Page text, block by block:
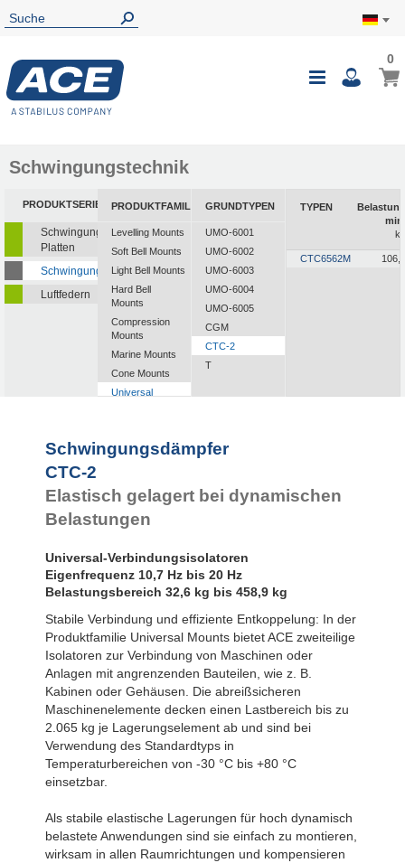
00
Schwingungstechnik
PRODUKTSERIEN
Schwingungsisolierende
Platten
Schwingungsdämpfer
Luftfedern
PRODUKTFAMILIEN
Levelling Mounts
Soft Bell Mounts
Light Bell Mounts
Hard Bell
Mounts
Compression
Mounts
Marine Mounts
Cone Mounts
Universal
All Attitude
Mounts
GRUNDTYPEN
UMO-6001
UMO-6002
UMO-6003
UMO-6004
UMO-6005
CGM
CTC-2
T
TYPEN
Belastung
min.
kg
CTC6562M 106,1
Schwingungsdämpfer
CTC-2
Elastisch gelagert bei dynamischen
Belastungen
Universal-Verbindungsisolatoren
Eigenfrequenz 10,7 Hz bis 20 Hz
Belastungsbereich 32,6 kg bis 458,9 kg
Stabile Verbindung und effiziente Entkoppelung: In der
Produktfamilie Universal Mounts bietet ACE zweiteilige
Isolatoren zur Verbindung von Maschinen oder
Anlagen mit angrenzenden Bauteilen, wie z. B.
Kabinen oder Gehäusen. Die abreißsicheren
Maschinenelemente decken einen Lastbereich bis zu
2.065 kg je Lagerungselement ab und sind bei
Verwendung des Standardtyps in
Temperaturbereichen von -30 °C bis +80 °C
einsetzbar.
Als stabile elastische Lagerungen für hoch dynamisch
belastete Anwendungen sind sie einfach zu montieren,
wirksam in allen Raumrichtungen und kompensieren